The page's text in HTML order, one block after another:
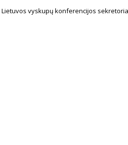
Lietuvos vyskupų konferencijos